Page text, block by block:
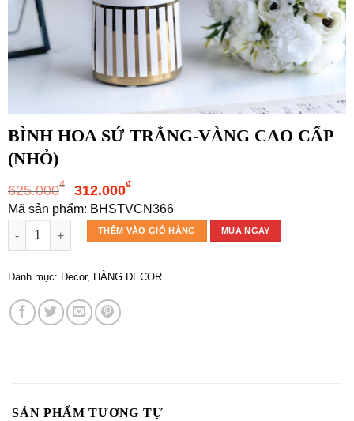
BÌNH HOA SỨ TRẮNG-VÀNG CAO CẤP
(NHỎ)
625.000₫
Giá
gốc
là:
625.000₫.
312.000₫Giá
hiện
tại
là:
312.000₫.
Mã sản phẩm: BHSTVCN366
BÌNH HOA SỨ TRẮNG-VÀNG CAO CẤP (NHỎ) số lượng
THÊM VÀO GIỎ HÀNG MUA NGAY
Danh mục: Decor, HÀNG DECOR
SẢN PHẨM TƯƠNG TỰ